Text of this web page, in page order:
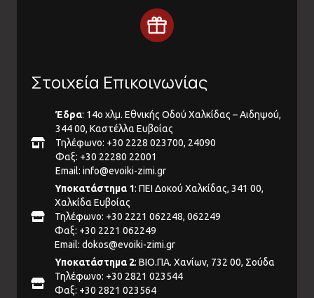
Στοιχεία Επικοινωνίας
Έδρα: 14ο χλμ. Εθνικής Οδού Χαλκίδας – Αιδηψού,
344 00, Καστέλλα Ευβοίας
Τηλέφωνο: +30 2228 023700, 24090
Φαξ: +30 22280 22001
Email: info@evoiki-zimi.gr
Υποκατάστημα 1: ΠΕΙ Δοκού Χαλκίδας, 341 00,
Χαλκίδα Ευβοίας
Τηλέφωνο: +30 2221 062248, 062249
Φαξ: +30 2221 062249
Email: dokos@evoiki-zimi.gr
Υποκατάστημα 2: ΒΙΟ.ΠΑ. Χανίων, 732 00, Σούδα
Τηλέφωνο: +30 2821 023544
Φαξ: +30 2821 023564